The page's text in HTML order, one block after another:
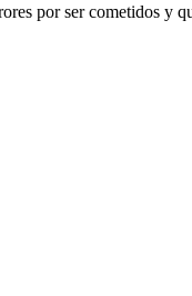
por ser cometidos y